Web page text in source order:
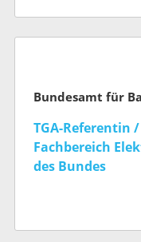
TGA-Referentin
Fachbereich
des Bundes